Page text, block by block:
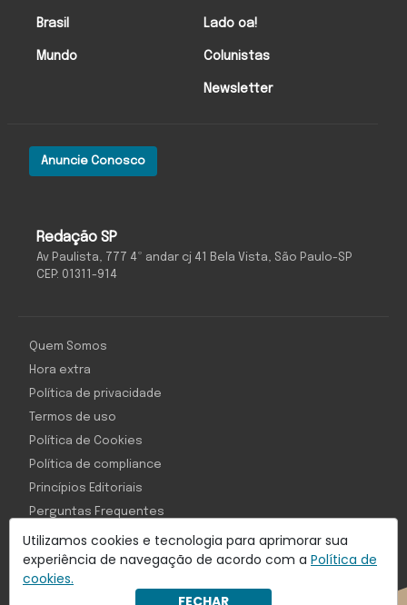
Utilizamos cookies e tecnologia para aprimorar sua
experiência de navegação de acordo com a Política de
cookies.
FECHAR
Redação SP
Av Paulista, 777 4º andar cj 41 Bela Vista, São Paulo-SP
CEP: 01311-914
Anuncie Conosco
Brasil
Mundo
Lado oa!
Colunistas
Newsletter
Com inteligência e tecnologia:
Object1ve - Marketing Solution
Quem Somos
Hora extra
Política de privacidade
Termos de uso
Política de Cookies
Política de compliance
Princípios Editoriais
Perguntas Frequentes